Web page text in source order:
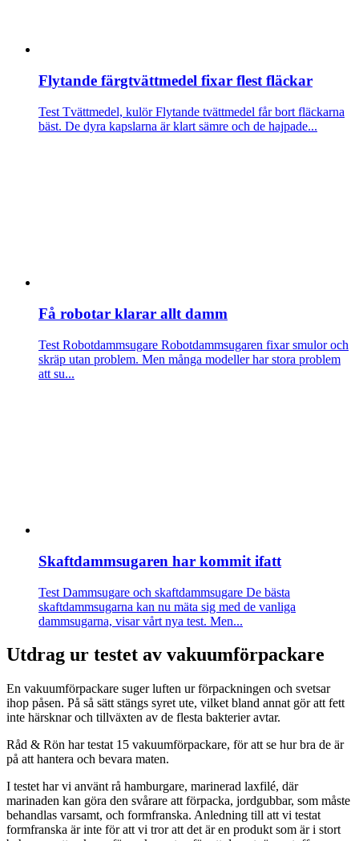
Flytande färgtvättmedel fixar flest fläckar
Test Tvättmedel, kulörFlytande tvättmedel får bort fläckarna
bäst. De dyra kapslarna är klart sämre och de hajpade...
Få robotar klarar allt damm
Test Robotdammsugare Robotdammsugaren fixar smulor och
skräp utan problem. Men många modeller har stora problem
att su...
Skaftdammsugaren har kommit ifatt
Test Dammsugare och skaftdammsugare De bästa
skaftdammsugarna kan nu mäta sig med de vanliga
dammsugarna, visar vårt nya test. Men...
Utdrag ur testet av vakuumförpackare
En vakuumförpackare suger luften ur förpackningen och svetsar
ihop påsen. På så sätt stängs syret ute, vilket bland annat gör att fett
inte härsknar och tillväxten av de flesta bakterier avtar.
Råd & Rön har testat 15 vakuum­förpackare, för att se hur bra de är
på att hantera och bevara maten.
I testet har vi använt rå hamburgare, marinerad laxfilé, där
marinaden kan göra den svårare att förpacka, jordgubbar, som måste
behandlas varsamt, och formfranska. Anledning till att vi testat
formfranska är inte för att vi tror att det är en produkt som är i stort